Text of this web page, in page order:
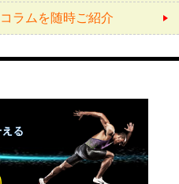
ラムを随時ご紹介